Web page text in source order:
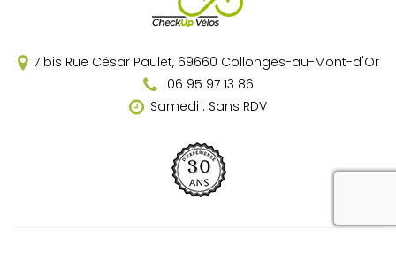
7 bis Rue César Paulet, 69660 Collonges-au-Mont-d'Or
06 95 97 13 86
Samedi : Sans RDV